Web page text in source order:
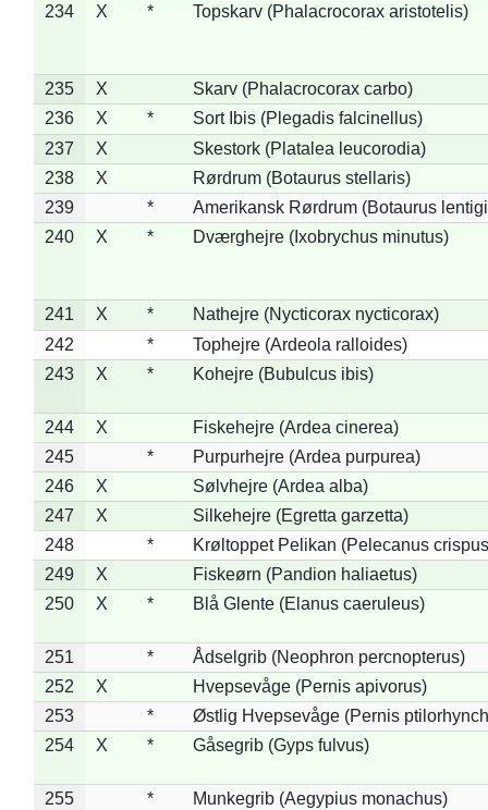
234
X * Topskarv (Phalacrocorax aristotelis)
235 X
Skarv (Phalacrocorax carbo)
236
X *
Sort Ibis (Plegadis falcinellus)
237
X
Skestork (Platalea leucorodia)
238
X
Rørdrum (Botaurus stellaris)
239
*
Amerikansk Rørdrum (Botaurus
240
X * Dværghejre (Ixobrychus minutus)
241 X *
Nathejre (Nycticorax nycticorax)
242
*
Tophejre (Ardeola ralloides)
243
X * Kohejre (Bubulcus ibis)
244 X
Fiskehejre (Ardea cinerea)
245
*
Purpurhejre (Ardea purpurea)
246
X
Sølvhejre (Ardea alba)
247
X
Silkehejre (Egretta garzetta)
248
*
Krøltoppet Pelikan (Pelecanus
249
X
Fiskeørn (Pandion haliaetus)
250
X * Blå Glente (Elanus caeruleus)
251 *
Ådselgrib (Neophron percnopterus)
252
X
Hvepsevåge (Pernis apivorus)
253
*
Østlig Hvepsevåge (Pernis
254
X * Gåsegrib (Gyps fulvus)
255 *
Munkegrib (Aegypius monachus)